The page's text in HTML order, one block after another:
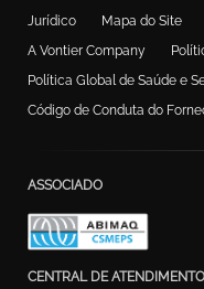
Jurídico
Mapa do Site
A Vontier Company
Política Global de Saúde e
Código de Conduta do
ASSOCIADO
CENTRAL DE